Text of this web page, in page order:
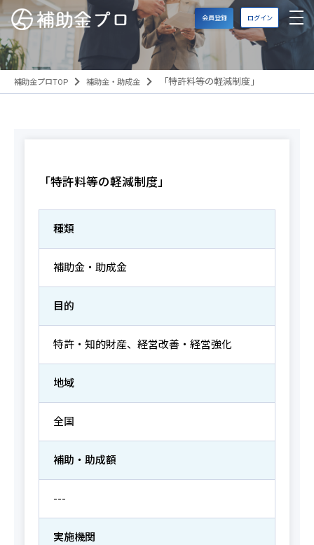
会員登録 ログイン
補助金プロTOP 補助金・助成金 「特許料等の軽減制度」
「特許料等の軽減制度」
種類
補助金・助成金
目的
特許・知的財産、経営改善・経営強化
地域
全国
補助・助成額
---
実施機関